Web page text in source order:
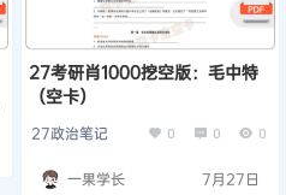
27考研肖1000挖空版：毛中特
（空卡）
27政治笔记 0 0 0
一果学长 7月27日